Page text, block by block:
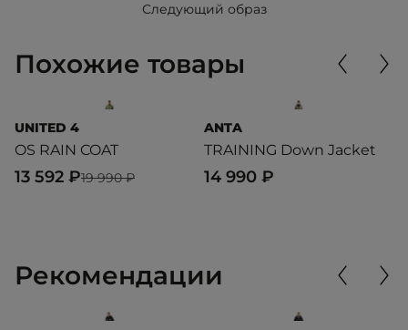
Следующий образ
Похожие товары
UNITED 4
OS RAIN COAT
19 990 ₽
13 592 ₽
ANTA
TRAINING Down Jacket
14 990 ₽
Рекомендации